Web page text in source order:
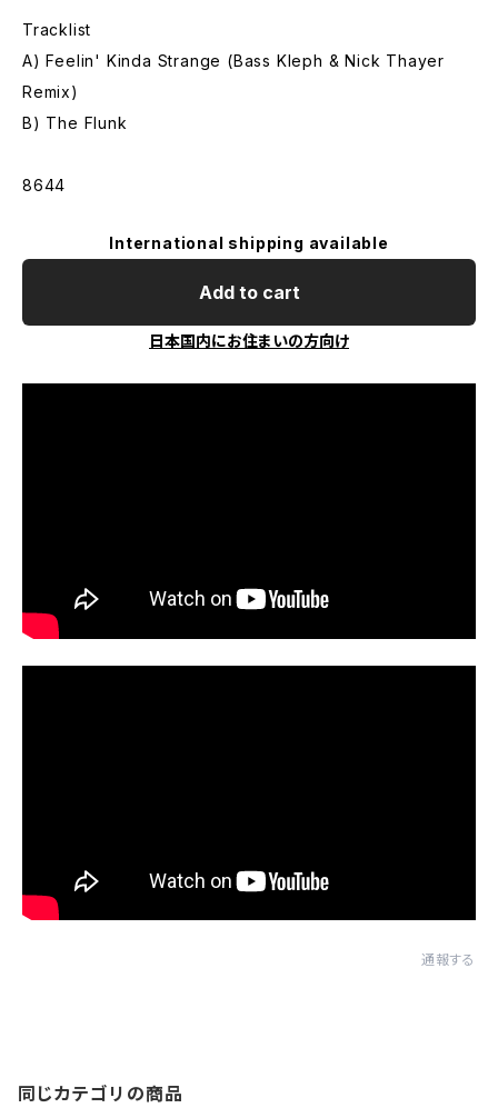
Tracklist
A) Feelin' Kinda Strange (Bass Kleph & Nick Thayer
Remix)
B) The Flunk
8644
International shipping available
Add to cart
日本国内にお住まいの方向け
通報する
同じカテゴリの商品